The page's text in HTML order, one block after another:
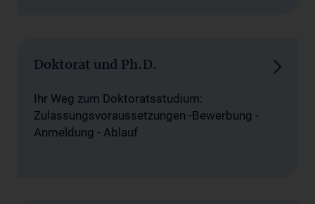
Doktorat und Ph.D.
Ihr Weg zum Doktoratsstudium:
Zulassungsvoraussetzungen -Bewerbung -
Anmeldung - Ablauf